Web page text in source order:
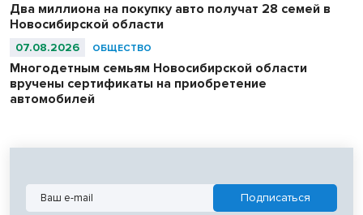
Два миллиона на покупку авто получат 28 семей в
Новосибирской области
07.08.2026 ОБЩЕСТВО
Многодетным семьям Новосибирской области
вручены сертификаты на приобретение
автомобилей